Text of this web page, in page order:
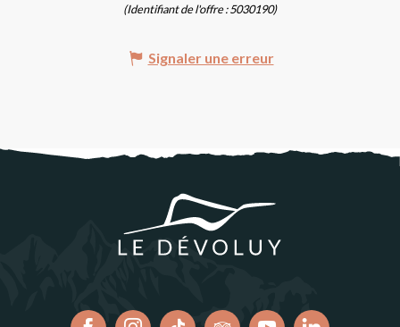
(Identifiant de l'offre :5030190)
Signaler une erreur